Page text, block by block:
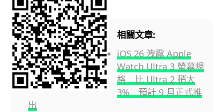
相關文章:
iOS 26 洩露 Apple
Watch Ultra 3 螢幕規
格 比 Ultra 2 稍大
3% 預計 9 月正式推
出